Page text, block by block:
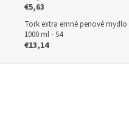
€5,63
Tork extra emné penové mydlo
1000 ml - S4
€13,14